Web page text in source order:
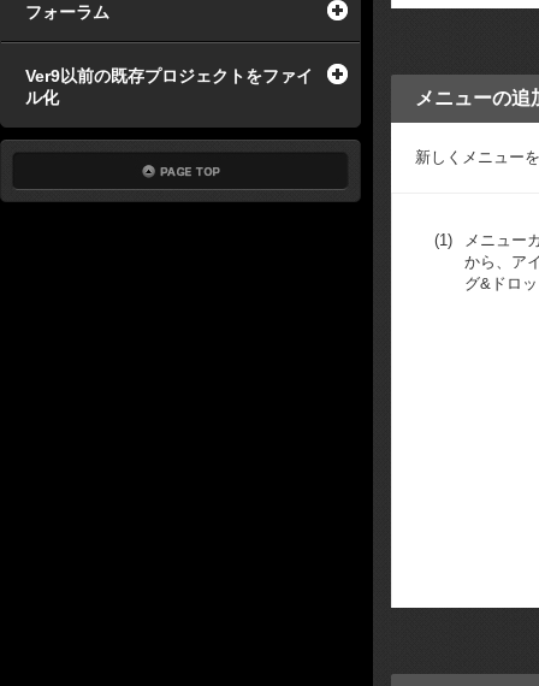
フォーラム
Ver9以前の既存プロジェクトをファイ
ル化
メニューの追
新しくメニュー
(1)
メニュー
から、ア
グ&ドロ